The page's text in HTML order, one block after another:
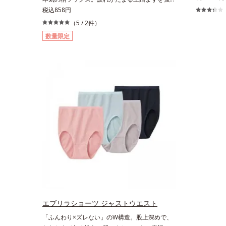
にサポート足は、思いのほか疲れがたまる場所。
毎晩「ダル重」の方も多いのでは？そんな足の疲
れ対策に本気のソックスです。強力な土踏まずサ
ポートとアンクル＆ヒールロックが効果を発揮。
税込858円
（5 /2件）
数量限定
晩「ダル
エブリラショーツ ジャストウエスト
「ふんわり×ズレない」のW構造。股上深めで、